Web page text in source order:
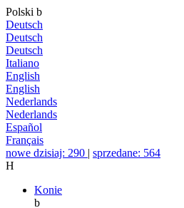
Polski b
Deutsch
Deutsch
Deutsch
Italiano
English
English
Nederlands
Nederlands
Español
Français
nowe dzisiaj: 290 | sprzedane: 564
H
Konie
b